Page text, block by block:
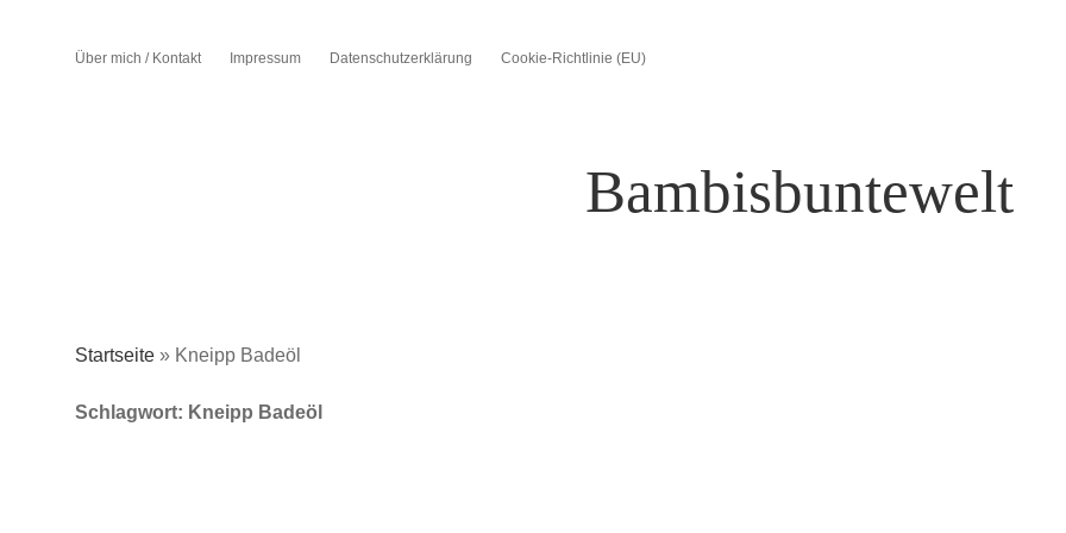
Über mich / Kontakt Impressum Datenschutzerklärung Cookie-Richtlinie (EU)
Bambisbuntewelt
Startseite » Kneipp Badeöl
Schlagwort: Kneipp Badeöl